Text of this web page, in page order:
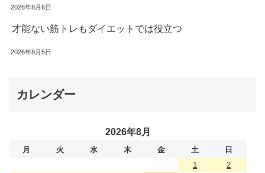
2026年8月6日
才能ない筋トレもダイエットでは役立つ
2026年8月5日
カレンダー
2026年8月
月 火 水 木 金 土
日
1
2